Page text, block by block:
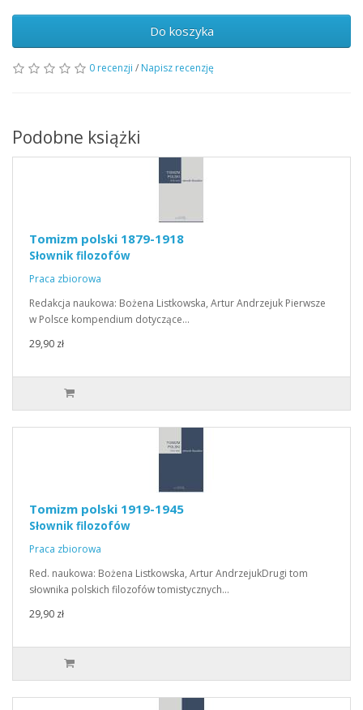
Do koszyka
0 recenzji / Napisz recenzję
Podobne książki
Tomizm polski 1879-1918
Słownik filozofów
Praca zbiorowa
Redakcja naukowa: Bożena Listkowska, Artur Andrzejuk Pierwsze
w Polsce kompendium dotyczące…
29,90 zł
Tomizm polski 1919-1945
Słownik filozofów
Praca zbiorowa
Red. naukowa: Bożena Listkowska, Artur AndrzejukDrugi tom
słownika polskich filozofów tomistycznych…
29,90 zł